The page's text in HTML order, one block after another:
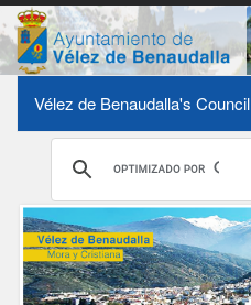
Vélez de Benaudalla's Council